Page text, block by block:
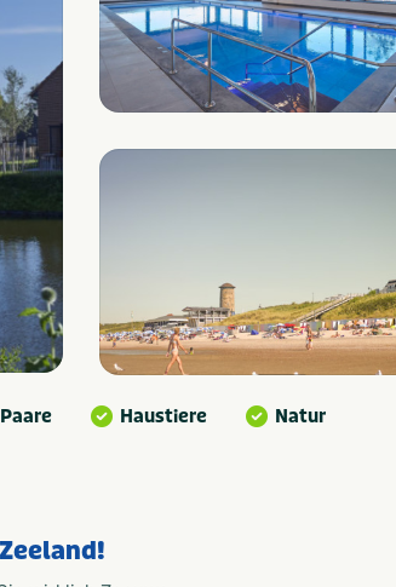
Paare Haustiere Natur